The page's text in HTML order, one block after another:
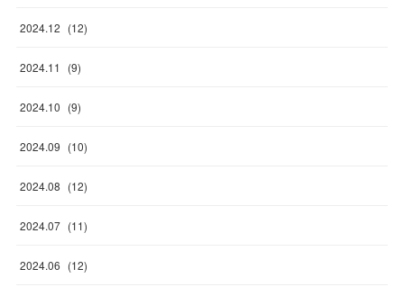
2024.12 (12)
2024.11 (9)
2024.10 (9)
2024.09 (10)
2024.08 (12)
2024.07 (11)
2024.06 (12)